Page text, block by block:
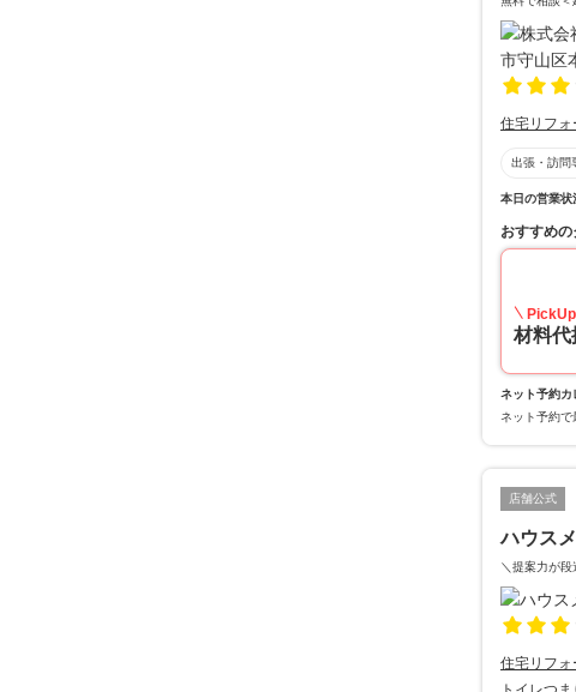
住宅リフォ
出張・訪問
本日の営業状
おすすめ
PickUp
材料代
ネット予約カ
ネット予約で
店舗公式
ハウス
＼提案力が
住宅リフォ